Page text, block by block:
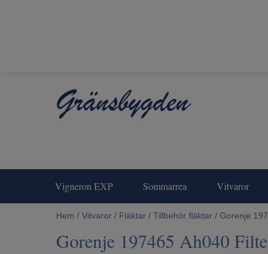
Vigneron EXP Sommarrea Vitvaror
Hem / Vitvaror / Fläktar / Tillbehör fläktar / Gorenje
Gorenje 197465 Ah040